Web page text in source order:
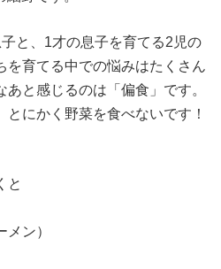
と、1才の息子を育てる2児の
を育てる中での悩みはたくさん
と感じるのは「偏食」です。
にかく野菜を食べないです！
と
メン）